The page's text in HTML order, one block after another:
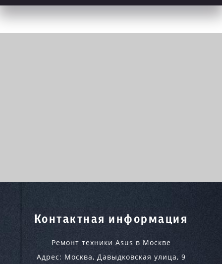
Контактная информация
Ремонт техники Asus в Москве
Адрес: Москва, Давыдковская улица, 9